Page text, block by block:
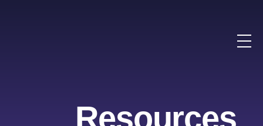
Resources